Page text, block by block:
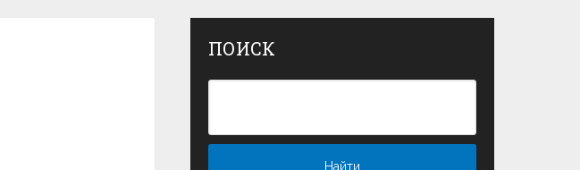
ПОИСК